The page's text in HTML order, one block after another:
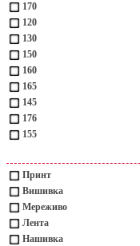
170
120
130
150
160
165
145
176
155
Принт
Вишивка
Мереживо
Лента
Нашивка